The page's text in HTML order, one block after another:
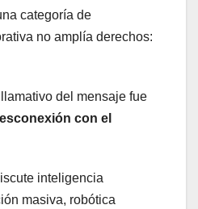
categoría de
no amplía derechos:
del mensaje fue
con el
inteligencia
masiva, robótica